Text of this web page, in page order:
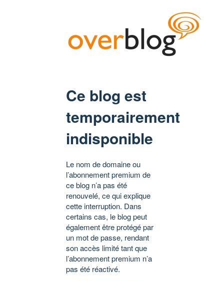
Ce blog est
temporairement
indisponible
Le nom de domaine ou
l’abonnement premium de
ce blog n’a pas été
renouvelé, ce qui explique
cette interruption. Dans
certains cas, le blog peut
également être protégé par
un mot de passe, rendant
son accès limité tant que
l’abonnement premium n’a
pas été réactivé.